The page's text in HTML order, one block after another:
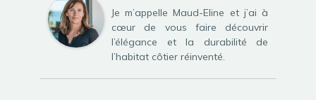
Je m’appelle Maud-Eline et j’ai à
cœur de vous faire découvrir
l’élégance et la durabilité de
l’habitat côtier réinventé.